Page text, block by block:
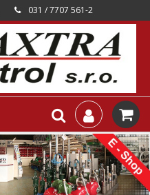
031 / 7707 561-2